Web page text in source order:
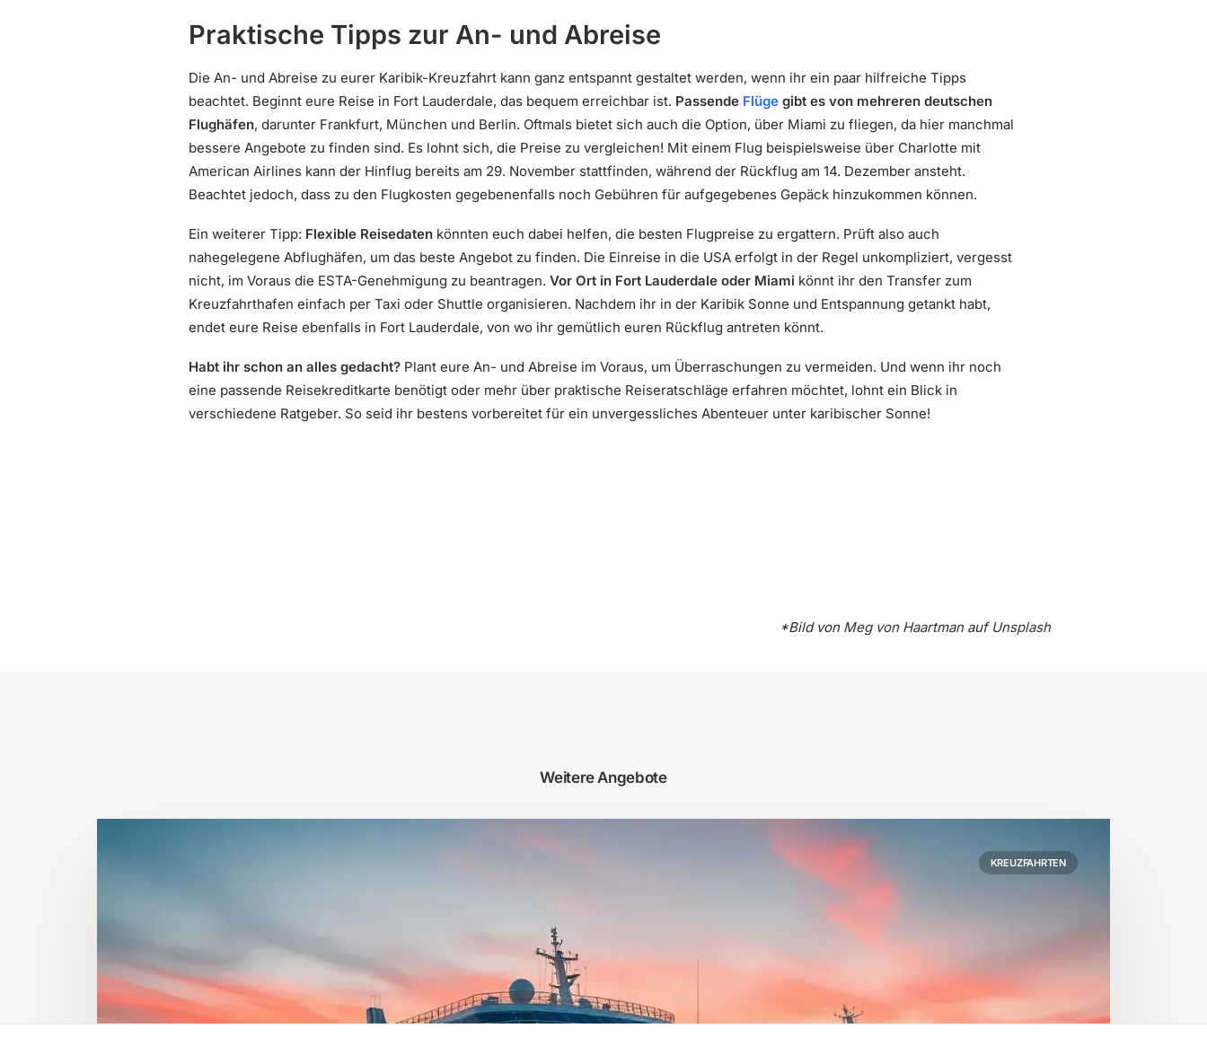
Praktische Tipps zur An- und Abreise
Die An- und Abreise zu eurer Karibik-Kreuzfahrt kann ganz entspannt gestaltet werden, wenn ihr ein paar hilfreiche Tipps
beachtet. Beginnt eure Reise in Fort Lauderdale, das bequem erreichbar ist. Passende Flüge gibt es von mehreren deutschen
Flughäfen, darunter Frankfurt, München und Berlin. Oftmals bietet sich auch die Option, über Miami zu fliegen, da hier manchmal
bessere Angebote zu finden sind. Es lohnt sich, die Preise zu vergleichen! Mit einem Flug beispielsweise über Charlotte mit
American Airlines kann der Hinflug bereits am 29. November stattfinden, während der Rückflug am 14. Dezember ansteht.
Beachtet jedoch, dass zu den Flugkosten gegebenenfalls noch Gebühren für aufgegebenes Gepäck hinzukommen können.
Ein weiterer Tipp: Flexible Reisedaten könnten euch dabei helfen, die besten Flugpreise zu ergattern. Prüft also auch
nahegelegene Abflughäfen, um das beste Angebot zu finden. Die Einreise in die USA erfolgt in der Regel unkompliziert, vergesst
nicht, im Voraus die ESTA-Genehmigung zu beantragen. Vor Ort in Fort Lauderdale oder Miami könnt ihr den Transfer zum
Kreuzfahrthafen einfach per Taxi oder Shuttle organisieren. Nachdem ihr in der Karibik Sonne und Entspannung getankt habt,
endet eure Reise ebenfalls in Fort Lauderdale, von wo ihr gemütlich euren Rückflug antreten könnt.
Habt ihr schon an alles gedacht? Plant eure An- und Abreise im Voraus, um Überraschungen zu vermeiden. Und wenn ihr noch
eine passende Reisekreditkarte benötigt oder mehr über praktische Reiseratschläge erfahren möchtet, lohnt ein Blick in
verschiedene Ratgeber. So seid ihr bestens vorbereitet für ein unvergessliches Abenteuer unter karibischer Sonne!
*Bild von Meg von Haartmanauf Unsplash
Weitere Angebote
KREUZFAHRTEN